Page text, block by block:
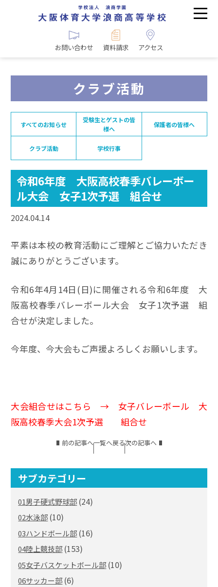
お問い合わせ 資料請求 アクセス
クラブ活動
すべてのお知らせ
受験生とゲストの皆
様へ
保護者の皆様へ
クラブ活動 学校行事
令和6年度 大阪高校春季バレーボー
ル大会 女子1次予選 組合せ
2024.04.14
平素は本校の教育活動にご理解とご協力いただき
誠にありがとうございます。
令和6年4月14日(日)に開催される令和6年度 大
阪高校春季バレーボール大会 女子1次予選 組
合せが決定しました。
今年度、今大会もご声援よろしくお願いします。
大会組合せはこちら → 女子バレーボール 大
阪高校春季大会1次予選 組合せ
前の記事へ一覧へ戻る次の記事へ
サブカテゴリー
01男子硬式野球部 (24)
02水泳部 (10)
03ハンドボール部 (16)
04陸上競技部 (153)
05女子バスケットボール部 (10)
06サッカー部 (6)